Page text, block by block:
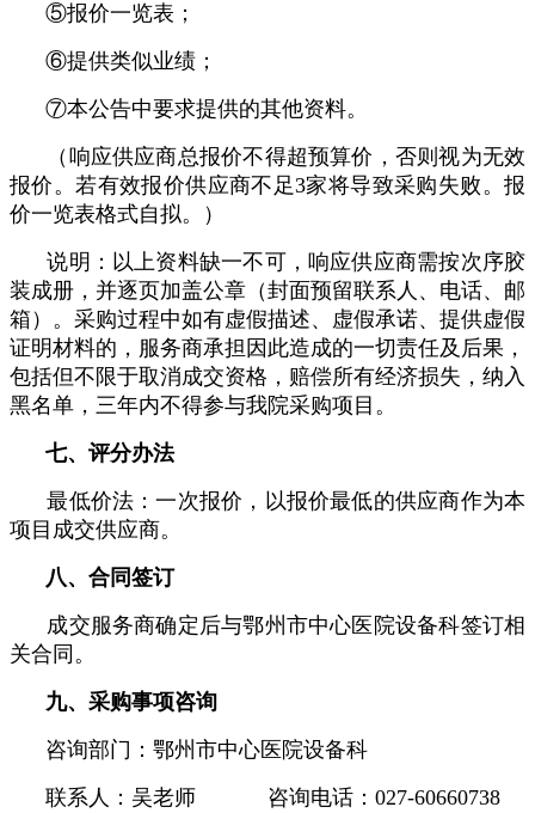
⑤报价一览表；
⑥提供类似业绩；
⑦本公告中要求提供的其他资料。
（响应供应商总报价不得超预算价，否则视为无效
报价。若有效报价供应商不足3家将导致采购失败。报
价一览表格式自拟。）
说明：以上资料缺一不可，响应供应商需按次序胶
装成册，并逐页加盖公章（封面预留联系人、电话、邮
箱）。采购过程中如有虚假描述、虚假承诺、提供虚假
证明材料的，服务商承担因此造成的一切责任及后果，
包括但不限于取消成交资格，赔偿所有经济损失，纳入
黑名单，三年内不得参与我院采购项目。
七、评分办法
最低价法：一次报价，以报价最低的供应商作为本
项目成交供应商。
八、合同签订
成交服务商确定后与鄂州市中心医院设备科签订相
关合同。
九、采购事项咨询
咨询部门：鄂州市中心医院设备科
联系人：吴老师 咨询电话：027-60660738